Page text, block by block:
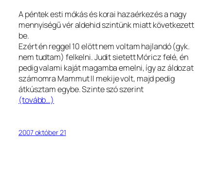
A péntek esti mókás és korai hazaérkezés a nagy
mennyiségű vér aldehid szintünk miatt következett
be.
Ezért én reggel 10 elött nem voltam hajlandó (gyk.
nem tudtam) felkelni. Judit sietett Móricz felé, én
pedig valami kaját magamba emelni, így az áldozat
számomra Mammut II mekije volt, majd pedig
átkúsztam egybe. Szinte szó szerint
(tovább…)
2007 október 21